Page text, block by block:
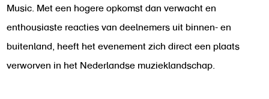
Music. Met een hogere opkomst dan verwacht en
enthousiaste reacties van deelnemers uit binnen- en
buitenland, heeft het evenement zich direct een plaats
verworven in het Nederlandse muzieklandschap.